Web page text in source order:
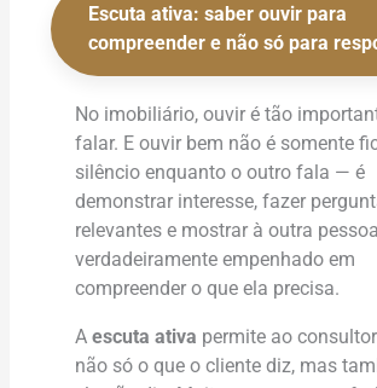
Escuta ativa: saber ouvir para
compreender e não só para
No imobiliário, ouvir é tão
falar. E ouvir bem não é somente
silêncio enquanto o outro fala — é
demonstrar interesse, fazer
relevantes e mostrar à outra
verdadeiramente empenhado em
compreender o que ela precisa.
Aescuta ativa permite ao
não só o que o cliente diz, mas